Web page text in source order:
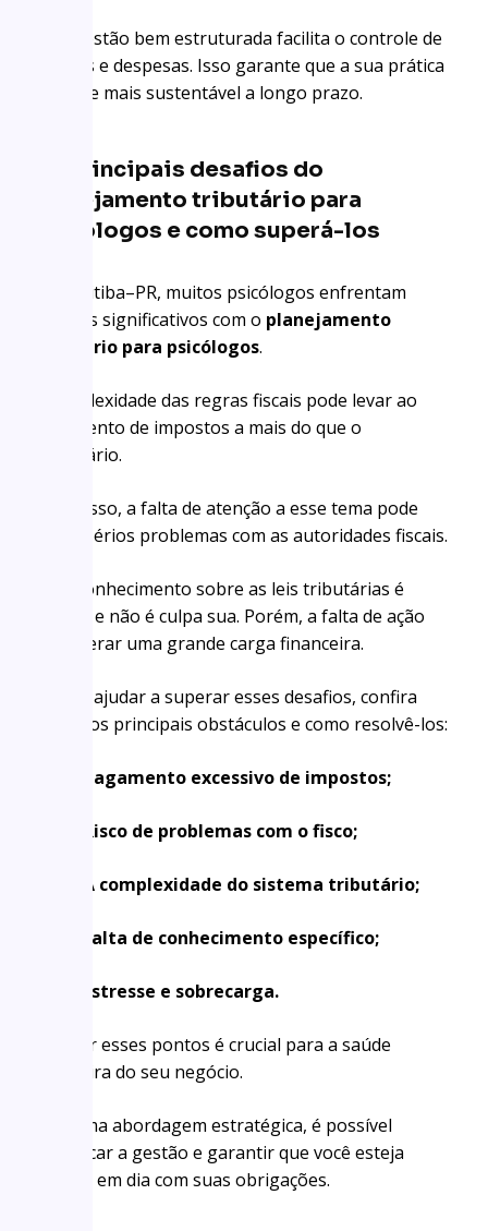
Uma gestão bem estruturada facilita o controle de
receitas e despesas. Isso garante que a sua prática
se torne mais sustentável a longo prazo.
Os principais desafios do
planejamento tributário para
psicólogos e como superá-los
Em Curitiba–PR, muitos psicólogos enfrentam
desafios significativos com o planejamento
tributário para psicólogos.
A complexidade das regras fiscais pode levar ao
pagamento de impostos a mais do que o
necessário.
Além disso, a falta de atenção a esse tema pode
trazer sérios problemas com as autoridades fiscais.
O desconhecimento sobre as leis tributárias é
comum e não é culpa sua. Porém, a falta de ação
pode gerar uma grande carga financeira.
Para te ajudar a superar esses desafios, confira
abaixo os principais obstáculos e como resolvê-los:
Pagamento excessivo de impostos;
Risco de problemas com o fisco;
A complexidade do sistema tributário;
Falta de conhecimento específico;
Estresse e sobrecarga.
Superar esses pontos é crucial para a saúde
financeira do seu negócio.
Com uma abordagem estratégica, é possível
simplificar a gestão e garantir que você esteja
sempre em dia com suas obrigações.